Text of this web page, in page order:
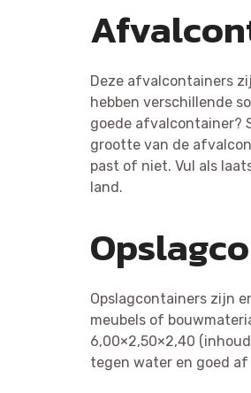
Deze afvalcontainers
hebben verschillende
goede afvalcontainer?
grootte van de
past of niet. Vul als
land.
Opslagcontainers zijn
meubels of
6,00×2,50×2,40
tegen water en goed